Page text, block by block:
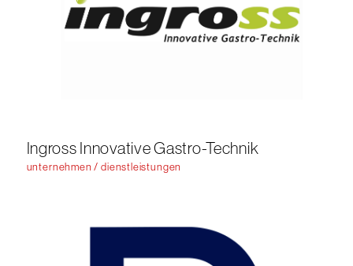
Ingross Innovative Gastro-Technik
unternehmen / dienstleistungen